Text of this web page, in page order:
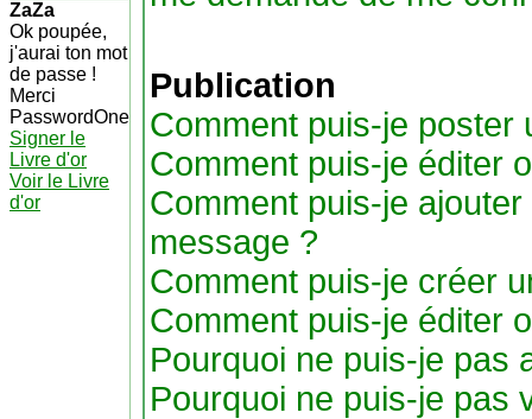
ZaZa
Ok poupée,
j'aurai ton mot
de passe !
Merci
PasswordOne
Signer le
Livre d'or
Voir le Livre
d'or
Publication
Comment puis-je poster
Comment puis-je éditer
Comment puis-je
message ?
Comment puis-je créer
Comment puis-je éditer
Pourquoi ne puis-je pas
Pourquoi ne puis-je pas